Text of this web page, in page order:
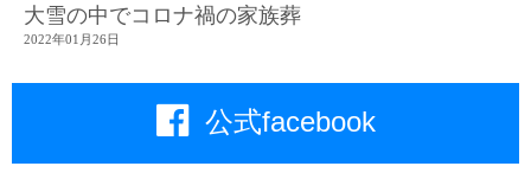
大雪の中でコロナ禍の家族葬
2022年01月26日
公式facebook